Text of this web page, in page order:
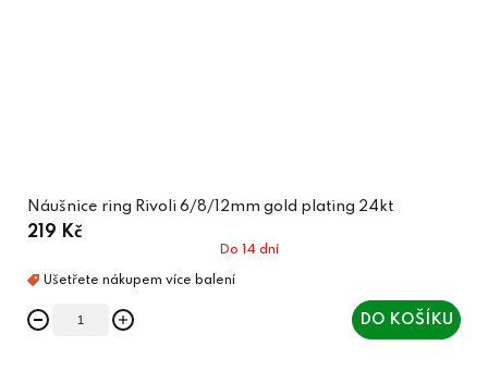
Náušnice ring Rivoli 6/8/12mm gold plating 24kt
219 Kč
Do 14 dní
DO KOŠÍKU